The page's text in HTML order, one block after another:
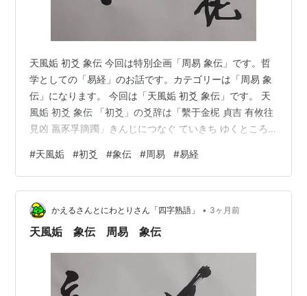
天風姤 初爻 象伝 今回は特別企画「周易 象伝」です。哲
学としての「易経」のお話です。カテゴリーは「周易 象
伝」になります。 今回は「天風姤 初爻 象伝」です。 天
風姤 初爻 象伝 「初爻」の爻辞は「繫于金柅 貞吉 有攸往
見凶 羸豕孚蹢躅」きんじにつなぐ ていきち ゆくところ
す。 象伝では「象曰 繫于金柅 柔道牽也」しょういわく
きんじにつぐとは じゅうのみちはひけばなり。 「天風姤
初爻」は「陽位に陰」で位不正です。力が足りないイメ
ージなので、慌てず止まることを薦めるイメージです。
「天風姤 初爻」は「四爻」に比しています。ただ「四
#天風姤 #初爻 #象伝 #周易 #易経
かえるさんとにわとりさん「四字熟語」 • 3ヶ月前
天風姤 象伝 周易 象伝